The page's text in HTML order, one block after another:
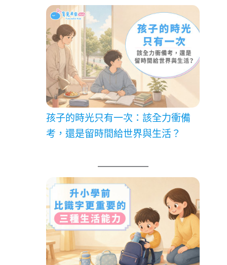
孩子的時光只有一次：該全力衝備
考，還是留時間給世界與生活？